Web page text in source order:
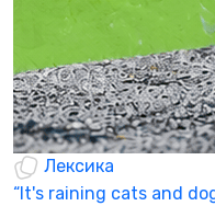
Лексика
“It's raining cats and